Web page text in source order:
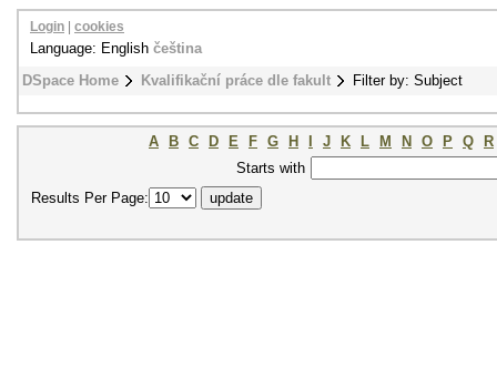
DSpace Home Kvalifikační práce dle fakult Filter by: Subject
Login cookies
Language: English čeština
A B C D E F G H J K L M N O P Q
R
Starts with
Results Per Page: